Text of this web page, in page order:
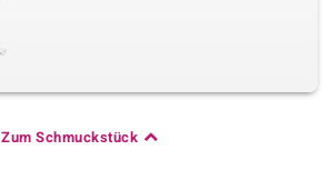
Zum Schmuckstück